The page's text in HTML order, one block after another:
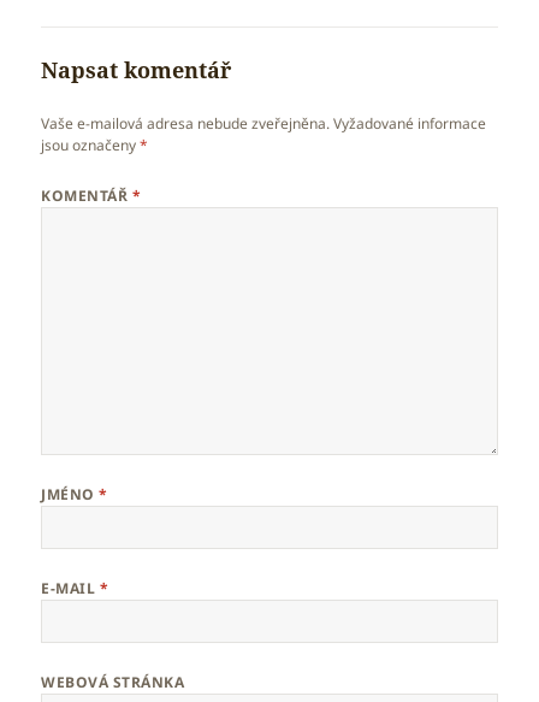
Napsat komentář
Vaše e-mailová adresa nebude zveřejněna. Vyžadované informace
jsou označeny*
KOMENTÁŘ *
JMÉNO*
E-MAIL *
WEBOVÁ STRÁNKA